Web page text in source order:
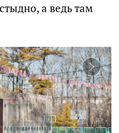
а ведь там